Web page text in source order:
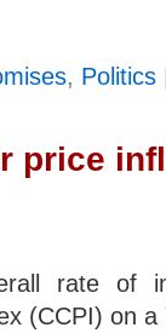
, Politics
price
rate of
(CCPI) on